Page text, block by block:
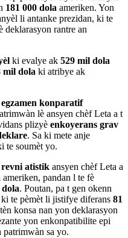
181 000 dola ameriken. Yon
li antanke prezidan, ki te
deklarasyon rantre an
ki evalye ak 529 mil dola
mil dola ki atribye ak
egzamen konparatif
lè ansyen chèf Leta a t
plizyè enkoyerans grav
. Sa ki mete anje
te soumèt yo.
revni atistik ansyen chèf Leta a
ameriken, pandan l te fè
dola. Poutan, pa t gen okenn
te pèmèt li jistifye diferans 81
konsa nan yon deklarasyon
yon enkonpatibilite epi
sa yo.